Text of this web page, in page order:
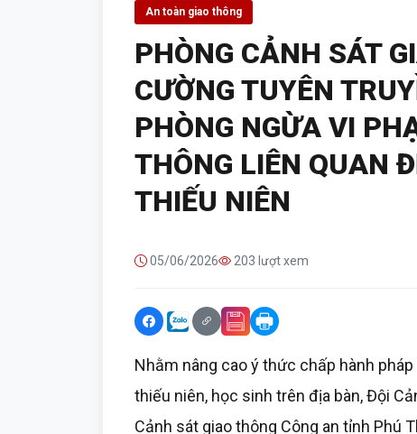
An toàn giao thông
PHÒNG CẢNH SÁT
CƯỜNG TUYÊN
PHÒNG NGỪA VI
THÔNG LIÊN QUAN
THIẾU NIÊN
05/06/2026 203 lượt xem
Nhằm nâng cao ý thức chấp hành
thiếu niên, học sinh trên địa bàn, Đội
Cảnh sát giao thông Công an tỉnh Phú